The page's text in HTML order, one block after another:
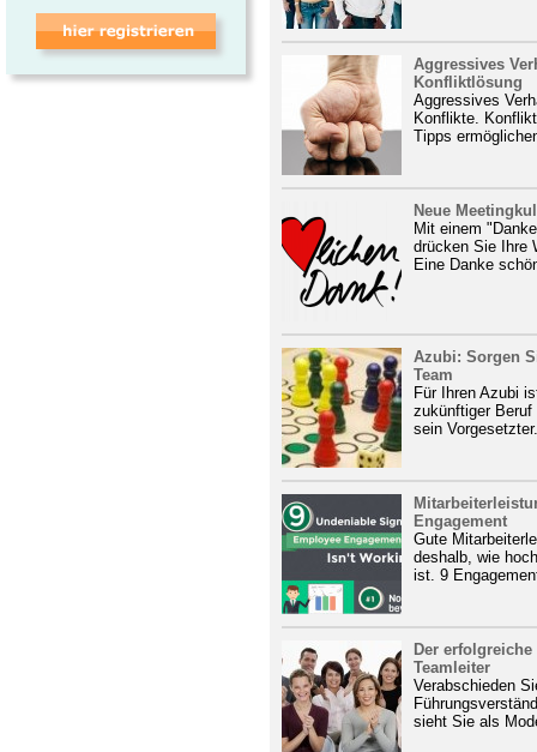
Aggressives
Konfliktlösung
Aggressives
Konflikte.
Tipps
Neue
Mit einem
drücken Sie Ihre
Eine Danke
Azubi: Sorgen
Team
Für Ihren Azubi
zukünftiger Beruf
sein
Engagement
Gute
deshalb, wie
ist. 9
Der
Teamleiter
Verabschieden
sieht Sie als